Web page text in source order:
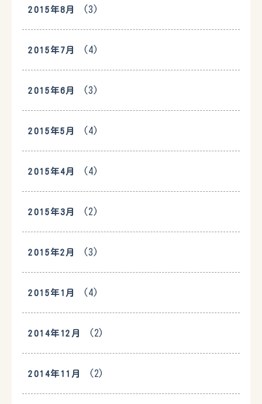
2015年8月 (3)
2015年7月 (4)
2015年6月 (3)
2015年5月 (4)
2015年4月 (4)
2015年3月 (2)
2015年2月 (3)
2015年1月 (4)
2014年12月 (2)
2014年11月 (2)